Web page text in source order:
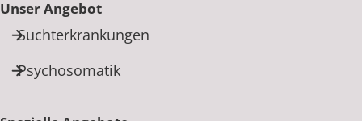
Unser Angebot
Suchterkrankungen
Psychosomatik